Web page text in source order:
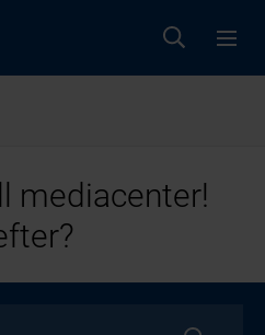
mediacenter!